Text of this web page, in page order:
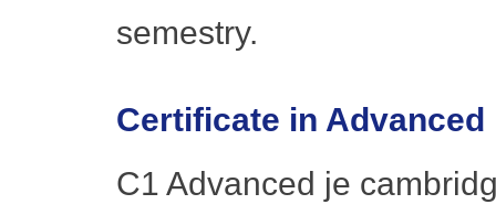
semestry.
Certificate in Advanced
C1 Advanced je